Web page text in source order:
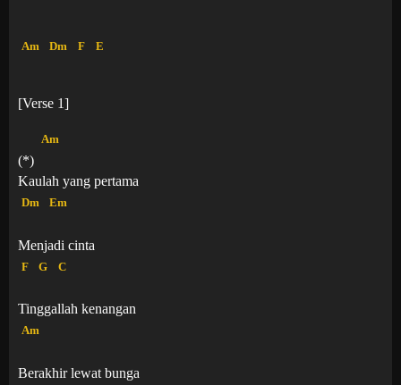
Am Dm F E
[Verse 1]
(*)
Am
Kaulah yang pertama
Dm Em
Menjadi cinta
F G C
Tinggallah kenangan
Am
Berakhir lewat bunga